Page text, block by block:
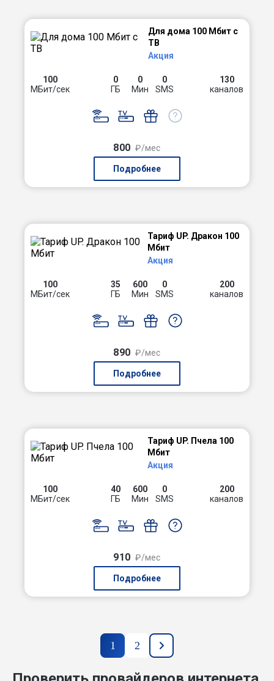
Для дома 100 Мбит с
ТВ
Акция
100
МБит/сек
0
ГБ
0
Мин
0
SMS
130
каналов
800 ₽/мес
Подробнее
Тариф UP. Дракон 100
Мбит
Акция
100
МБит/сек
35
ГБ
600
Мин
0
SMS
200
каналов
890 ₽/мес
Подробнее
Тариф UP. Пчела 100
Мбит
Акция
100
МБит/сек
40
ГБ
600
Мин
0
SMS
200
каналов
910 ₽/мес
Подробнее
1 2